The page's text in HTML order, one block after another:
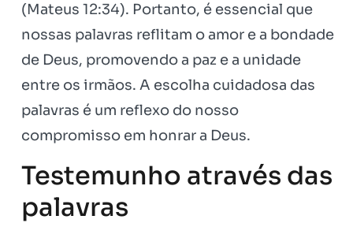
(Mateus 12:34). Portanto, é essencial que
nossas palavras reflitam o amor e a bondade
de Deus, promovendo a paz e a unidade
entre os irmãos. A escolha cuidadosa das
palavras é um reflexo do nosso
compromisso em honrar a Deus.
Testemunho através das
palavras